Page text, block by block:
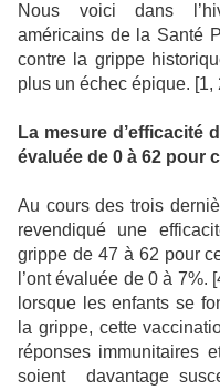
Nous voici dans
américains de la Santé
contre la grippe
plus un échec épique. [1,
La mesure d’efficacité
évaluée de 0 à 62 pour
Au cours des trois
revendiqué une
grippe de 47 à 62 pour
l’ont évaluée de 0 à 7%.
lorsque les enfants se
la grippe, cette
réponses immunitaires
soient davantage